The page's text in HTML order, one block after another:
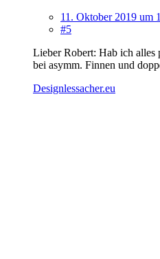
11. Oktober 2019 um
#5
Lieber Robert: Hab ich alles
bei asymm. Finnen und
Designlessacher.eu